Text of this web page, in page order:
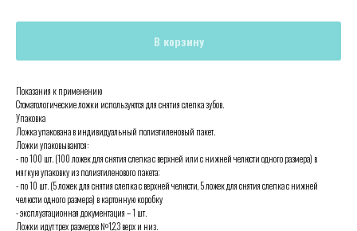
В корзину
Показания к применению
Стоматологические ложки используются для снятия слепка зубов.
Упаковка
Ложка упакована в индивидуальный полиэтиленовый пакет.
Ложки упаковываются:
- по 100 шт. (100 ложек для снятия слепка с верхней или с нижней челюсти одного размера) в
мягкую упаковку из полиэтиленового пакета;
- по 10 шт. (5 ложек для снятия слепка с верхней челюсти, 5 ложек для снятия слепка с нижней
челюсти одного размера) в картонную коробку
- эксплуатационная документация – 1 шт.
Ложки идут трех размеров №1,2,3 верх и низ.